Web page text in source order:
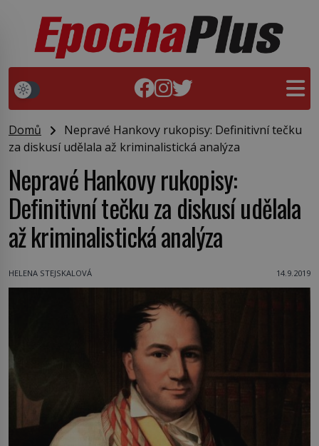
Domů
Nepravé Hankovy rukopisy: Definitivní tečku
za diskusí udělala až kriminalistická analýza
Nepravé Hankovy rukopisy:
Definitivní tečku za diskusí udělala
až kriminalistická analýza
HELENA STEJSKALOVÁ 14.9.2019